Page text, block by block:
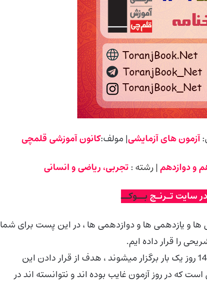
آزمون های آزمایشی| مولف:کانون آموزشی قلمچی
و دوازدهم | رشته : تجربی، ریاضی و انسانی
سایت تـرنـج بــوکــ
و یازدهمی ها و دوازدهمی ها ، در این پست برای شما
همانطور که اطلاع دارید آزمون های قلم چی هر 14 روز یک بار برگزار میشوند ، هدف از قرار دادن این
که در روز آزمون غایب بوده اند و نتوانسته اند در